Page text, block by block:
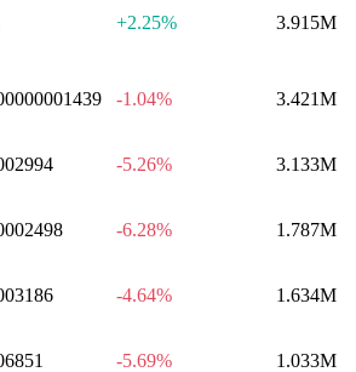
+2.25% 3.915M
-1.04% 3.421M
-5.26% 3.133M
-6.28% 1.787M
-4.64% 1.634M
-5.69% 1.033M